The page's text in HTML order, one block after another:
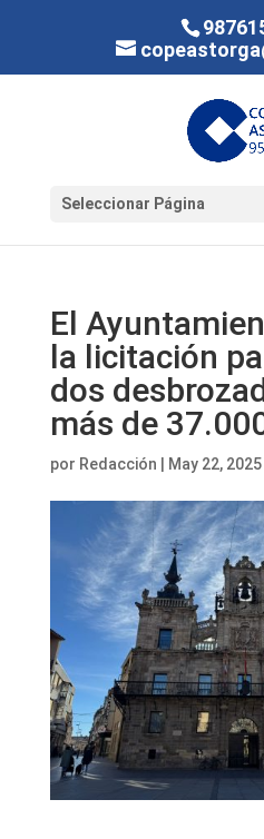
Seleccionar Página
El
la licitación
dos
más de
por Redacción May 22, 2025|